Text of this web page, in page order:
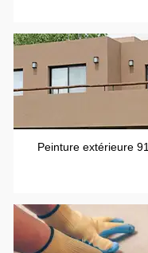
Peinture extérieure 91